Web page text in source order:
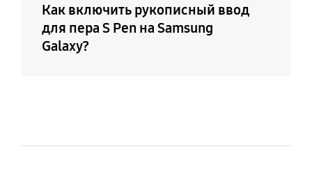
Как включить рукописный ввод
для пера S Pen на Samsung
Galaxy?